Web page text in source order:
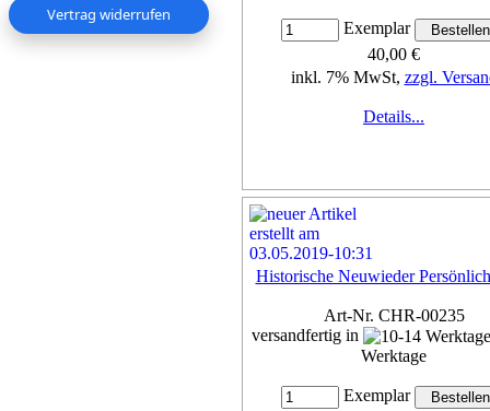
Vertrag widerrufen
Exemplar
40,00 €
inkl. 7% MwSt, zzgl.
Details...
Historische Neuwieder
Art-Nr. CHR-00235
versandfertig in
Werktage
Exemplar